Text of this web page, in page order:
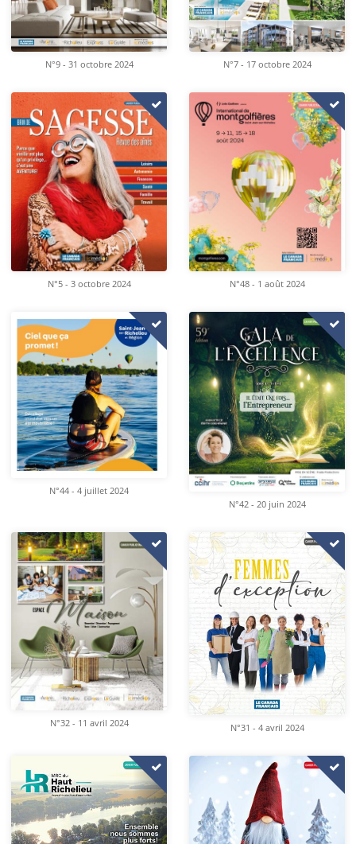
N°9 - 31 octobre 2024 N°7 - 17 octobre 2024
N°5 - 3 octobre 2024 N°48 - 1 août 2024
N°44 - 4 juillet 2024
N°42 - 20 juin 2024
N°32 - 11 avril 2024 N°31 - 4 avril 2024